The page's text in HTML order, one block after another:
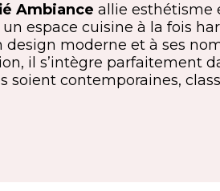
Ambiance allie esthétisme
espace cuisine à la fois
design moderne et à ses
il s’intègre parfaitement
soient contemporaines,